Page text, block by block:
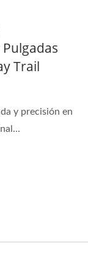
Trail
y precisión en